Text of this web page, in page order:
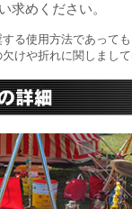
求めください。
る使用方法であって
けや折れに関しまし